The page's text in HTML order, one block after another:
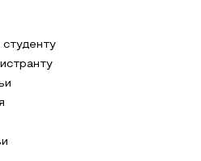
студенту